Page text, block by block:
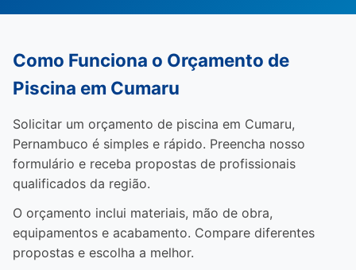
Como Funciona o Orçamento de
Piscina em Cumaru
Solicitar um orçamento de piscina em Cumaru,
Pernambuco é simples e rápido. Preencha nosso
formulário e receba propostas de profissionais
qualificados da região.
O orçamento inclui materiais, mão de obra,
equipamentos e acabamento. Compare diferentes
propostas e escolha a melhor.